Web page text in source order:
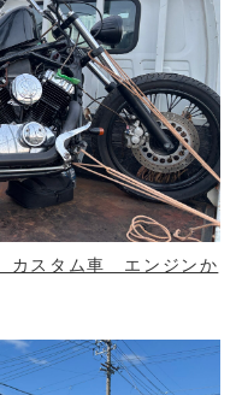
スタム車 エンジンか